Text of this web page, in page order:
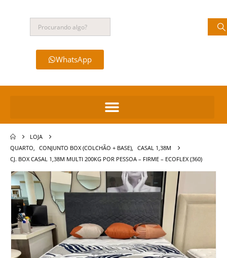
WhatsApp
LOJA
QUARTO
CONJUNTO BOX (COLCHÃO + BASE)
CASAL 1,38M
CJ. BOX CASAL 1,38M MULTI 200KG POR PESSOA – FIRME – ECOFLEX (360)